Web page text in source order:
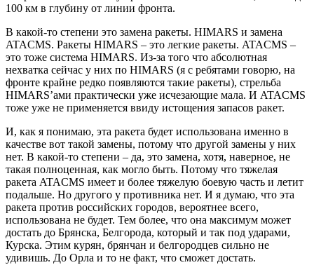
100 км в глубину от линии фронта.
В какой-то степени это замена ракеты. HIMARS и замена
ATACMS. Ракеты HIMARS – это легкие ракеты. ATACMS –
это тоже система HIMARS. Из-за того что абсолютная
нехватка сейчас у них по HIMARS (я с ребятами говорю, на
фронте крайне редко появляются такие ракеты), стрельба
HIMARS’ами практически уже исчезающие мала. И ATACMS
тоже уже не применяется ввиду истощения запасов ракет.
И, как я понимаю, эта ракета будет использована именно в
качестве вот такой замены, потому что другой замены у них
нет. В какой-то степени – да, это замена, хотя, наверное, не
такая полноценная, как могло быть. Потому что тяжелая
ракета ATACMS имеет и более тяжелую боевую часть и летит
подальше. Но другого у противника нет. И я думаю, что эта
ракета против российских городов, вероятнее всего,
использована не будет. Тем более, что она максимум может
достать до Брянска, Белгорода, который и так под ударами,
Курска. Этим курян, брянчан и белгородцев сильно не
удивишь. До Орла и то не факт, что сможет достать.